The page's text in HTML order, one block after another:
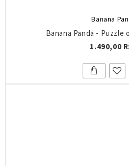
Banana
Banana Panda - Puzzle
1.490,00